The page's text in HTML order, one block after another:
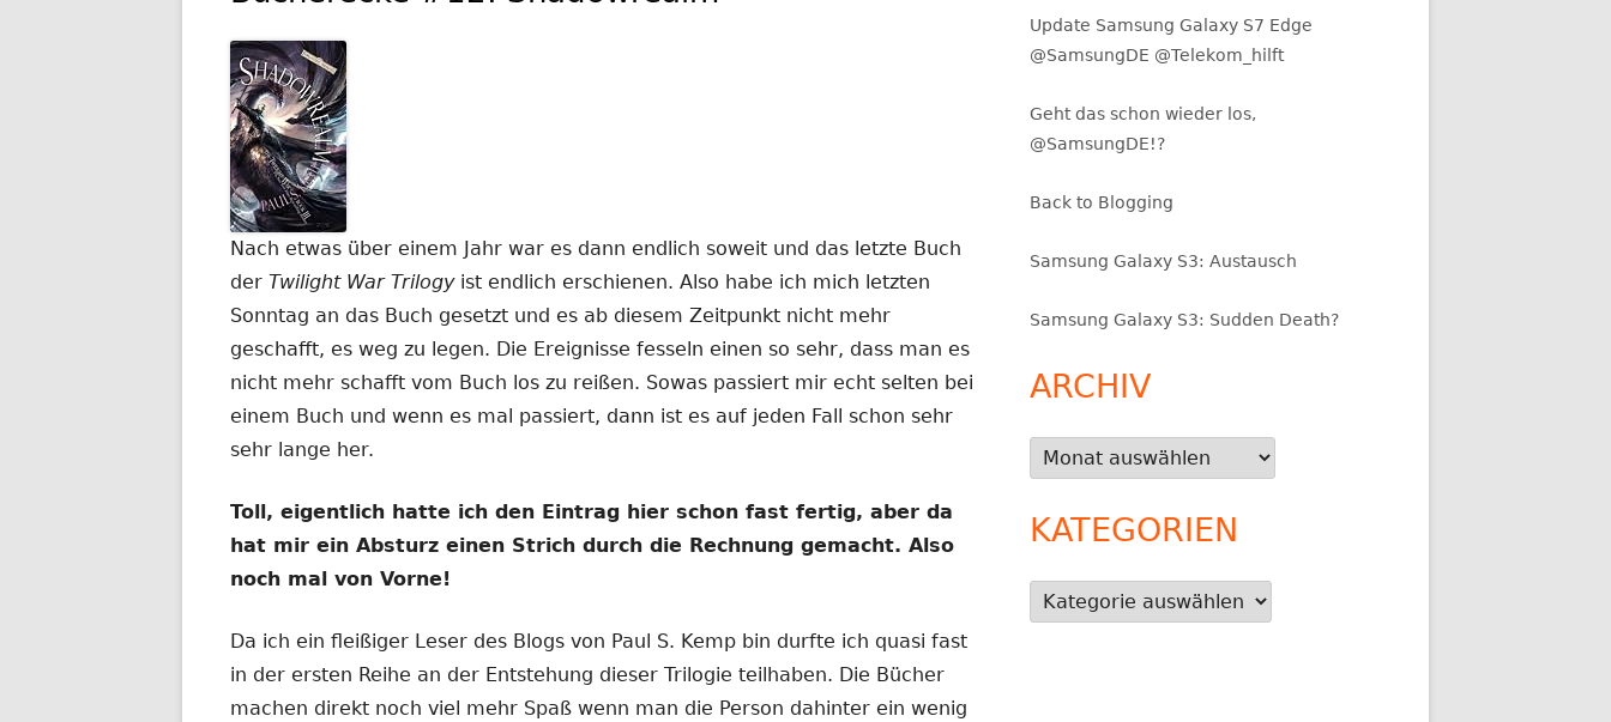
Nach etwas über einem Jahr war es dann endlich soweit und das letzte Buch
der Twilight War Trilogyist endlich erschienen. Also habe ich mich letzten
Sonntag an das Buch gesetzt und es ab diesem Zeitpunkt nicht mehr
geschafft, es weg zu legen. Die Ereignisse fesseln einen so sehr, dass man es
nicht mehr schafft vom Buch los zu reißen. Sowas passiert mir echt selten bei
einem Buch und wenn es mal passiert, dann ist es auf jeden Fall schon sehr
sehr lange her.
Toll, eigentlich hatte ich den Eintrag hier schon fast fertig, aber da
hat mir ein Absturz einen Strich durch die Rechnung gemacht. Also
noch mal von Vorne!
Da ich ein fleißiger Leser des Blogs von Paul S. Kemp bin durfte ich quasi fast
in der ersten Reihe an der Entstehung dieser Trilogie teilhaben. Die Bücher
machen direkt noch viel mehr Spaß wenn man die Person dahinter ein wenig
Update Samsung Galaxy S7 Edge
@SamsungDE @Telekom_hilft
Geht das schon wieder los,
@SamsungDE!?
Back to Blogging
Samsung Galaxy S3: Austausch
Samsung Galaxy S3: Sudden Death?
ARCHIV
Archiv
KATEGORIEN
Kategorien